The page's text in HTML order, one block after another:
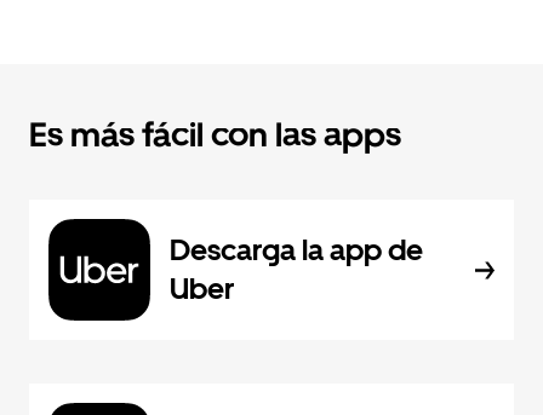
Es más fácil con las apps
Descarga la app de
Uber